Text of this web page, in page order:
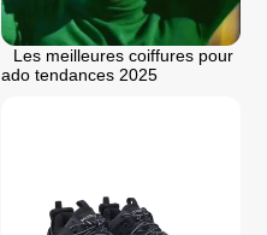
Les meilleures coiffures pour
ado tendances 2025